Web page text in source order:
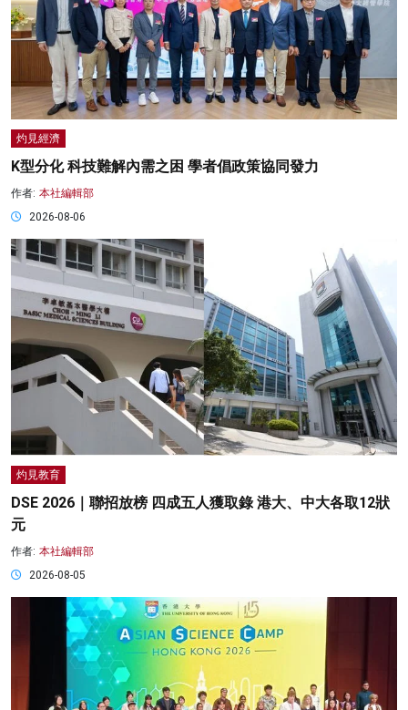
灼見經濟
K型分化 科技難解內需之困 學者倡政策協同發力
作者: 本社編輯部
2026-08-06
灼見教育
DSE 2026｜聯招放榜 四成五人獲取錄 港大、中大各取12狀
元
作者: 本社編輯部
2026-08-05